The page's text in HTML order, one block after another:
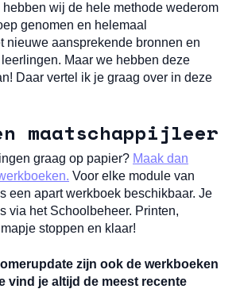
wij de hele methode wederom
genomen en helemaal
nieuwe aansprekende bronnen en
Maar we hebben deze
Daar vertel ik je graag over in deze
maatschappijleer
graag op papier? Maak dan
Voor elke module van
een apart werkboek beschikbaar. Je
via het Schoolbeheer. Printen,
stoppen en klaar!
zijn ook de werkboeken
vind je altijd de meest recente